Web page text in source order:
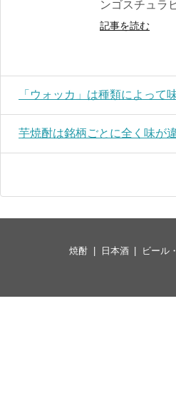
ンゴスチュラ
記事を読む
「ウォッカ」は種類によって
芋焼酎は銘柄ごとに全く味が
焼酎 日本酒 ビール